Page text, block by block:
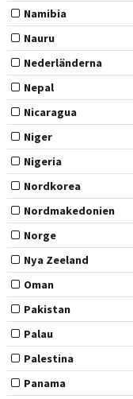
Namibia
Nauru
Nederländerna
Nepal
Nicaragua
Niger
Nigeria
Nordkorea
Nordmakedonien
Norge
Nya Zeeland
Oman
Pakistan
Palau
Palestina
Panama